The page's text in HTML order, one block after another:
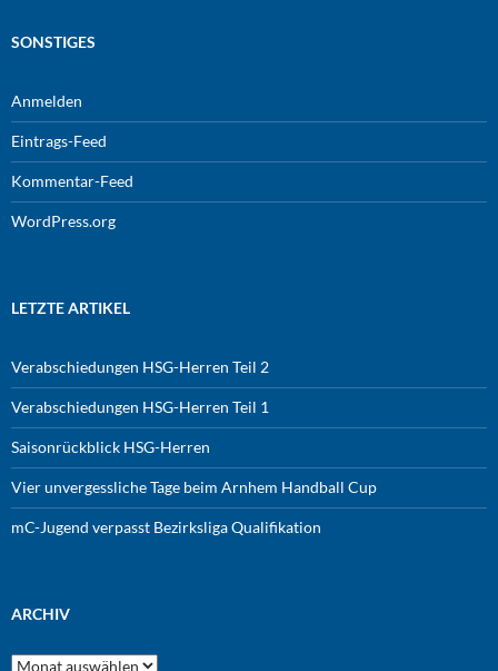
SONSTIGES
Anmelden
Eintrags-Feed
Kommentar-Feed
WordPress.org
LETZTE ARTIKEL
Verabschiedungen HSG-Herren Teil 2
Verabschiedungen HSG-Herren Teil 1
Saisonrückblick HSG-Herren
Vier unvergessliche Tage beim Arnhem Handball Cup
mC-Jugend verpasst Bezirksliga Qualifikation
ARCHIV
Archiv